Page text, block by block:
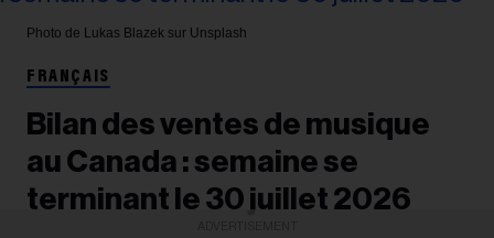
Photo de Lukas Blazek sur Unsplash
FRANÇAIS
Bilan des ventes de musique
au Canada : semaine se
terminant le 30 juillet 2026